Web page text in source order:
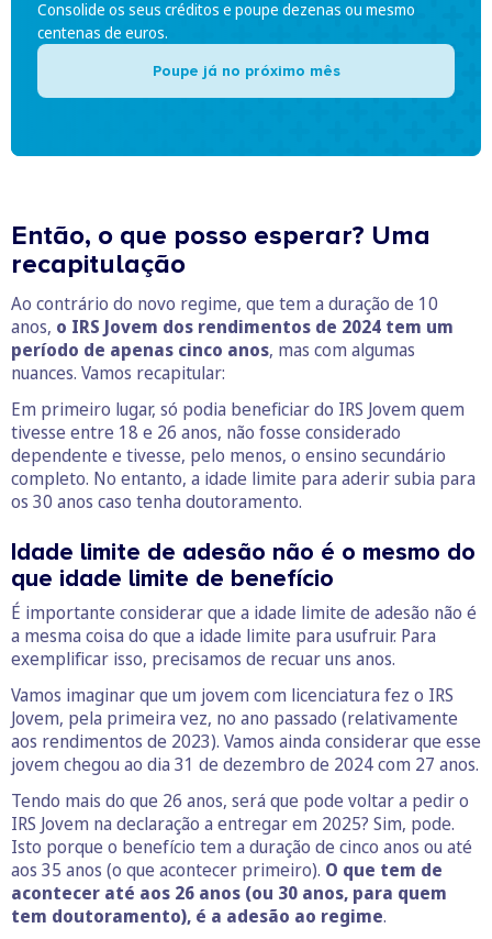
Consolide os seus créditos e poupe dezenas ou mesmo
centenas de euros.
Poupe já no próximo mês
Então, o que posso esperar? Uma
recapitulação
Ao contrário do novo regime, que tem a duração de 10
anos, o IRS Jovem dos rendimentos de 2024 tem um
período de apenas cinco anos, mas com algumas
nuances. Vamos recapitular:
Em primeiro lugar, só podia beneficiar do IRS Jovem quem
tivesse entre 18 e 26 anos, não fosse considerado
dependente e tivesse, pelo menos, o ensino secundário
completo. No entanto, a idade limite para aderir subia para
os 30 anos caso tenha doutoramento.
Idade limite de adesão não é o mesmo do
que idade limite de benefício
É importante considerar que a idade limite de adesão não é
a mesma coisa do que a idade limite para usufruir. Para
exemplificar isso, precisamos de recuar uns anos.
Vamos imaginar que um jovem com licenciatura fez o IRS
Jovem, pela primeira vez, no ano passado (relativamente
aos rendimentos de 2023). Vamos ainda considerar que esse
jovem chegou ao dia 31 de dezembro de 2024 com 27 anos.
Tendo mais do que 26 anos, será que pode voltar a pedir o
IRS Jovem na declaração a entregar em 2025? Sim, pode.
Isto porque o benefício tem a duração de cinco anos ou até
aos 35 anos (o que acontecer primeiro). O que tem de
acontecer até aos 26 anos (ou 30 anos, para quem
tem doutoramento), é a adesão ao regime.